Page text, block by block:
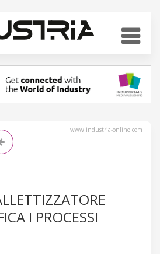
www.industria-online.com
I PROCESSI